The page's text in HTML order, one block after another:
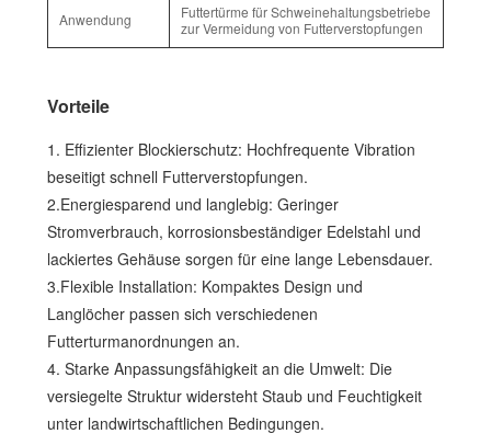
Anwendung
Futtertürme für Schweinehaltungsbetriebe
zur Vermeidung von Futterverstopfungen
Vorteile
1. Effizienter Blockierschutz: Hochfrequente Vibration
beseitigt schnell Futterverstopfungen.
2.Energiesparend und langlebig: Geringer
Stromverbrauch, korrosionsbeständiger Edelstahl und
lackiertes Gehäuse sorgen für eine lange Lebensdauer.
3.Flexible Installation: Kompaktes Design und
Langlöcher passen sich verschiedenen
Futterturmanordnungen an.
4. Starke Anpassungsfähigkeit an die Umwelt: Die
versiegelte Struktur widersteht Staub und Feuchtigkeit
unter landwirtschaftlichen Bedingungen.